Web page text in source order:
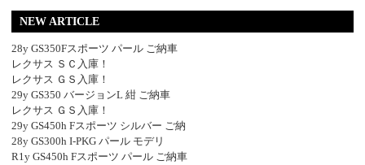
NEW ARTICLE
28y GS350Fスポーツ パール ご納車
レクサス ＳＣ入庫！
レクサス ＧＳ入庫！
29y GS350 バージョンL 紺 ご納車
レクサス ＧＳ入庫！
29y GS450h Fスポーツ シルバー ご納
28y GS300h I-PKG パール モデリ
R1y GS450h Fスポーツ パール ご納車